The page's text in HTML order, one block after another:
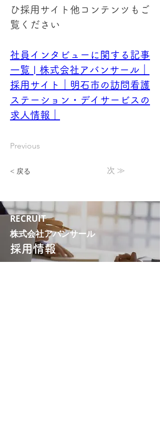
ひ採用サイト他コンテンツもご
覧ください
社員インタビューに関する記事
一覧 | 株式会社アバンサール｜
採用サイト｜明石市の訪問看護
ステーション・デイサービスの
求人情報｜
Previous
< 戻る 次 ≫
RECRUIT
株式会社アバンサール
採用情報